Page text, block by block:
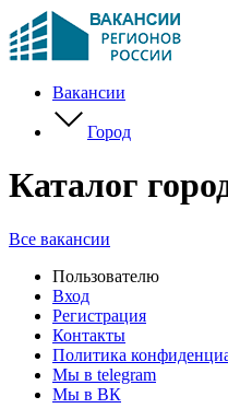
Вакансии
Город
Каталог
Все вакансии
Пользователю
Вход
Регистрация
Контакты
Политика
Мы в telegram
Мы в ВК